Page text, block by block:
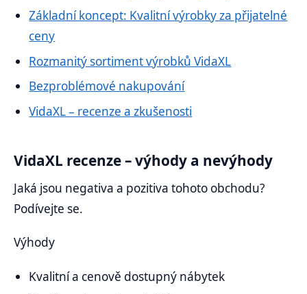
Základní koncept: Kvalitní výrobky za přijatelné
ceny
Rozmanitý sortiment výrobků VidaXL
Bezproblémové nakupování
VidaXL – recenze a zkušenosti
VidaXL recenze – výhody a nevýhody
Jaká jsou negativa a pozitiva tohoto obchodu?
Podívejte se.
Výhody
Kvalitní a cenově dostupný nábytek